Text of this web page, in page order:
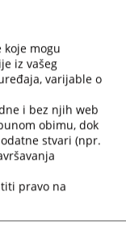
mogu
iz vašeg
varijable o
i bez njih web
obimu, dok
stvari (npr.
pravo na